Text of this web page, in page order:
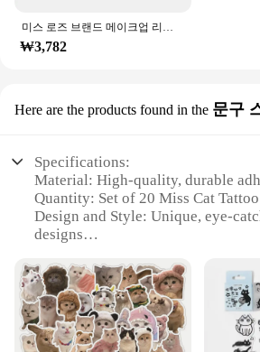
미스 로즈 브랜드 메이크업 리퀴드 아이 라이너 펜슬 퀵 드라이 워터 프루프 블랙 아이 라이너 씰 스탬프 뷰티 아이 펜슬 #250047
₩3,782
Here are the products found in the 문구
Specifications:
Material: High-quality, durable
Quantity: Set of 20 Miss Cat
Design and Style: Unique, eye-
designs
or as a creative accessory
Shape and Size: Variety of shapes
different body parts
Performance and Property: Easy
removal, safe for skin